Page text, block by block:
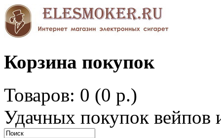
Корзина покупок
Товаров: 0 (0 р.)
Удачных покупок вейпов